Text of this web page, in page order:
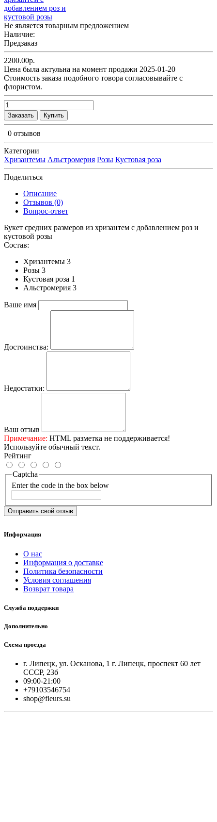
Не является товарным предложением
Наличие:
Предзаказ
2200.00р.
Цена была актульна на момент продажи 2025-01-20
Cтоимость заказа подобного товора согласовывайте с
флористом.
Заказать Купить
0 отзывов
Категории
Хризантемы Альстромерия Розы Кустовая роза
Поделиться
Описание
Отзывов (0)
Вопрос-ответ
Букет средних размеров из хризантем c добавлением роз и
кустовой розы
Состав:
Хризантемы 3
Розы 3
Кустовая роза 1
Альстромерия 3
Ваше имя
Достоинства:
Недостатки:
Ваш отзыв
Примечание: HTML разметка не поддерживается!
Используйте обычный текст.
Рейтинг
Captcha
Enter the code in the box below
Отправить свой отзыв
Информация
О нас
Информация о доставке
Политика безопасности
Условия соглашения
Возврат товара
Служба поддержки
Дополнительно
Схема проезда
г. Липецк, ул. Осканова, 1 г. Липецк, проспект 60 лет
СССР, 23б
09:00-21:00
+79103546754
shop@fleurs.su